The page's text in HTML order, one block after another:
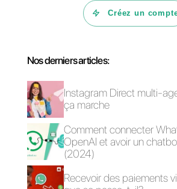
Si vous souhaitez
l’API WhatsApp
pouvez ouvrir un
chez Callbell et
avantages que
réservés. Vous